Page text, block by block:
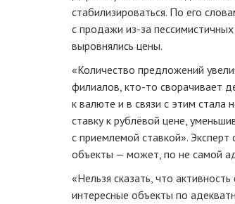
стабилизироваться. По его
с продажи из-за
выровнялись цены.
«Количество предложений
филиалов, кто-то сворачивает
к валюте и в связи с этим стала
ставку к рублёвой цене,
с приемлемой ставкой».
объекты — может, по не самой
«Нельзя сказать, что
интересные объекты по